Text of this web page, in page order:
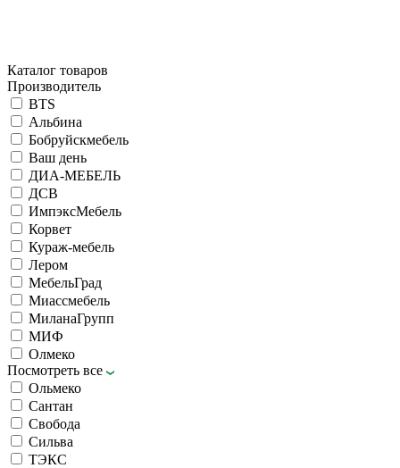
Каталог товаров
Производитель
BTS
Альбина
Бобруйскмебель
Ваш день
ДИА-МЕБЕЛЬ
ДСВ
ИмпэксМебель
Корвет
Кураж-мебель
Лером
МебельГрад
Миассмебель
МиланаГрупп
МИФ
Олмеко
Посмотреть все
Ольмеко
Сантан
Свобода
Сильва
ТЭКС